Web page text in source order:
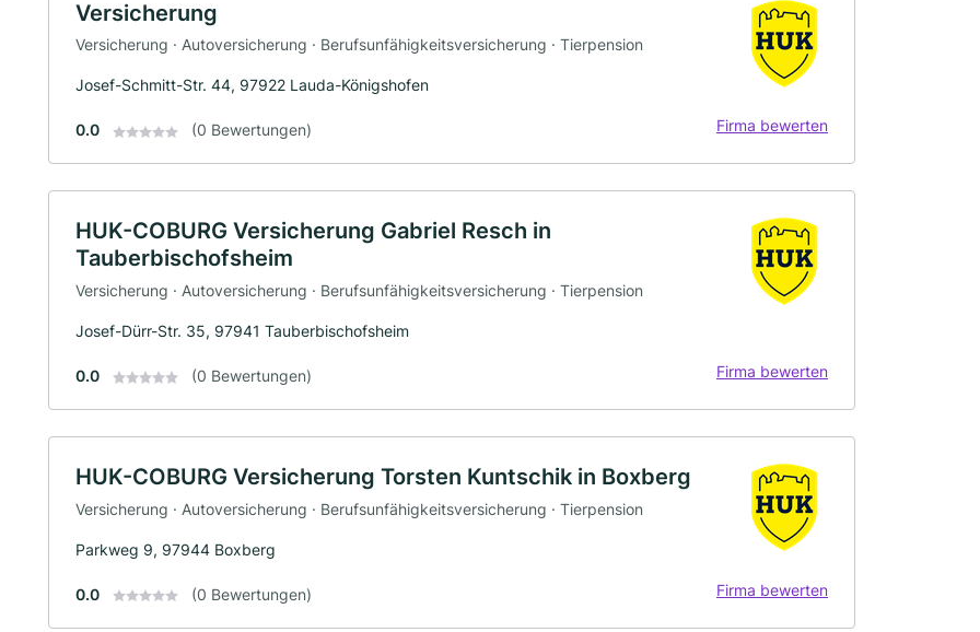
Versicherung
Versicherung · Autoversicherung · Berufsunfähigkeitsversicherung · Tierpension
Josef-Schmitt-Str. 44, 97922 Lauda-Königshofen
0.0 (0 Bewertungen) Firma bewerten
HUK-COBURG Versicherung Gabriel Resch in
Tauberbischofsheim
Versicherung · Autoversicherung · Berufsunfähigkeitsversicherung · Tierpension
Josef-Dürr-Str. 35, 97941 Tauberbischofsheim
0.0 (0 Bewertungen) Firma bewerten
HUK-COBURG Versicherung Torsten Kuntschik in Boxberg
Versicherung · Autoversicherung · Berufsunfähigkeitsversicherung · Tierpension
Parkweg 9, 97944 Boxberg
0.0 (0 Bewertungen) Firma bewerten